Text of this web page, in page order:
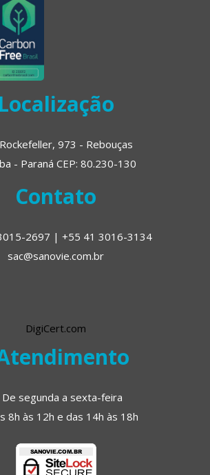
Localização
973 - Rebouças
- Paraná CEP: 80.230-130
Contato
2697 | +55 41 3016-3134
sac@sanovie.com.br
DigiCert.com
De segunda a sexta-feira
8h às 12h e das 14h às 18h